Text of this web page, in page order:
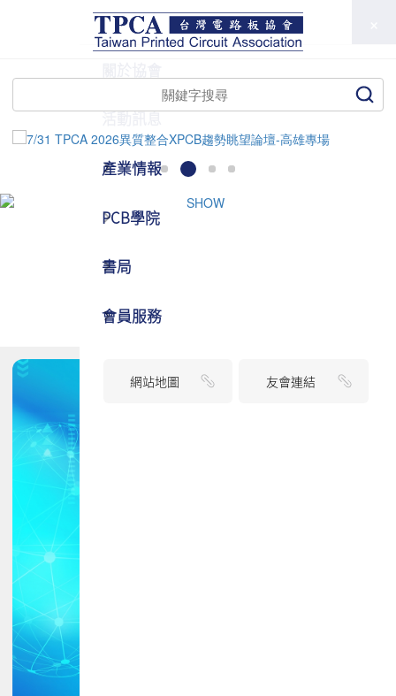
TPCA
活動訊息
產業情報
PCB學院
書局
會員服務
網站地圖 友會連結